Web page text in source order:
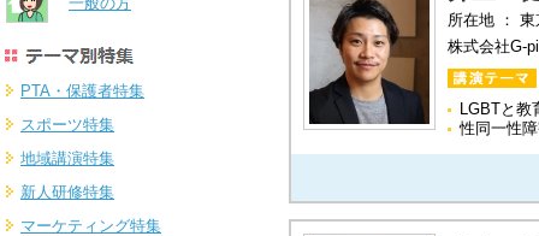
PTA・保護者特集
スポーツ特集
地域講演特集
新人研修特集
マーケティング特集
所在地 ：
株式会社G-
LGBTと教
性同一性